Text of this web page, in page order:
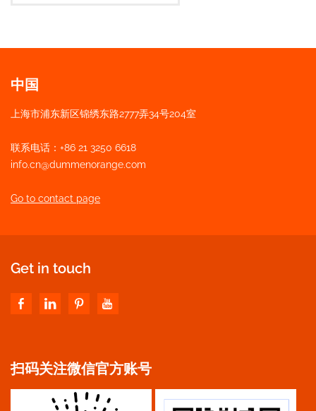
中国
上海市浦东新区锦绣东路2777弄34号204室
联系电话：+86 21 3250 6618
info.cn@dummenorange.com
Go to contact page
Get in touch
扫码关注微信官方账号